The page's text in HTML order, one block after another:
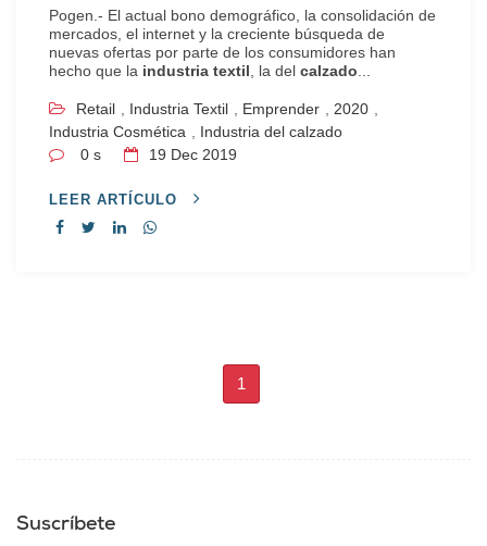
Pogen.- El actual bono demográfico, la consolidación de
mercados, el internet y la creciente búsqueda de
nuevas ofertas por parte de los consumidores han
hecho que la industria textil , la del calzado
Retail Industria Textil Emprender 2020
Industria Cosmética
Industria del calzado
0 s
19 Dec 2019
LEER ARTÍCULO
1
Suscríbete